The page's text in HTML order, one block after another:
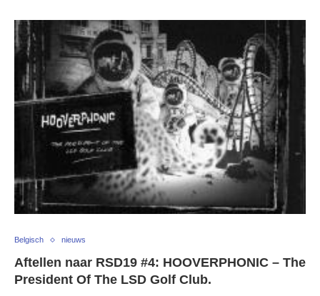
Belgisch nieuws
Aftellen naar RSD19 #4: HOOVERPHONIC – The
President Of The LSD Golf Club.